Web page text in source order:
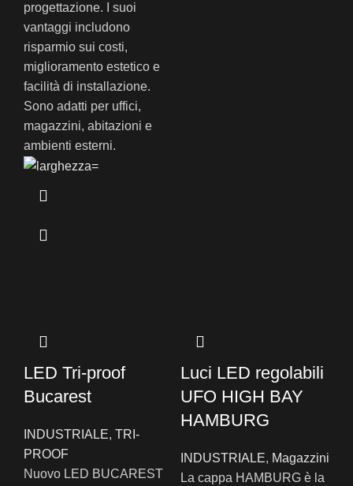
progettazione. I suoi
vantaggi includono
risparmio sui costi,
miglioramento estetico e
facilità di installazione.
Sono adatti per uffici,
magazzini, abitazioni e
ambienti esterni.
LED Tri-proof
Bucarest
INDUSTRIALE, TRI-
PROOF
Nuovo LED BUCAREST
Luci LED regolabili
UFO HIGH BAY
HAMBURG
INDUSTRIALE, Magazzini
La cappa HAMBURG è la